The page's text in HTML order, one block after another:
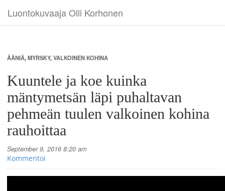
Luontokuvaaja Olli Korhonen
ÄÄNIÄ,MYRSKY,VALKOINEN KOHINA
Kuuntele ja koe kuinka
mäntymetsän läpi puhaltavan
pehmeän tuulen valkoinen kohina
rauhoittaa
September 9, 2016 8:20 am
Kommentoi